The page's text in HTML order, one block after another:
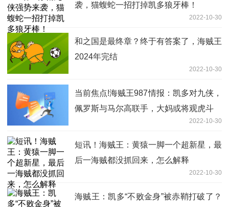
袭，猫蝮蛇一招打掉凯多狼牙棒！
2022-10-30
和之国是最终章？终于有答案了，海贼王
2024年完结
2022-10-30
当前焦点!海贼王987情报：凯多对九侠，
佩罗斯与马尔高联手，大妈或将观虎斗
2022-10-30
短讯！海贼王：黄猿一脚一个超新星，最
后一海贼都没抓回来，怎么解释
2022-10-30
海贼王：凯多“不败金身”被赤鞘打破了？